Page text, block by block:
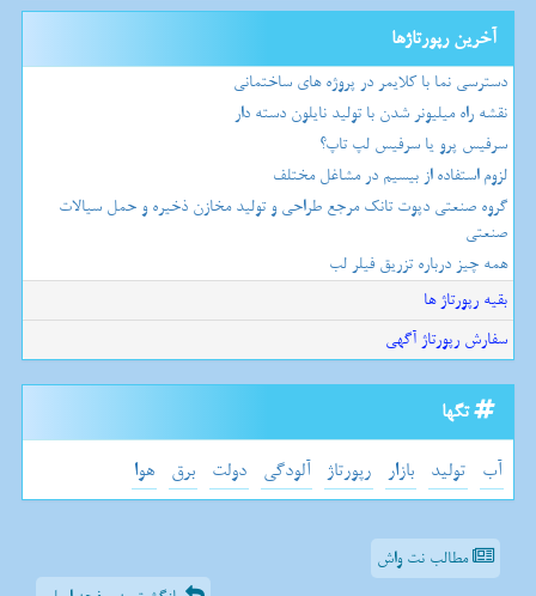
آخرین رپورتاژها
دسترسی نما با کلایمر در پروژه های ساختمانی
نقشه راه میلیونر شدن با تولید نایلون دسته دار
سرفیس پرو یا سرفیس لپ تاپ؟
لزوم استفاده از بیسیم در مشاغل مختلف
گروه صنعتی دپوت تانک مرجع طراحی و تولید مخازن ذخیره و حمل سیالات
صنعتی
همه چیز درباره تزریق فیلر لب
بقیه رپورتاژ ها
سفارش رپورتاژ آگهی
تگها
آب تولید بازار رپورتاژ آلودگی دولت برق هوا
مطالب نت واش